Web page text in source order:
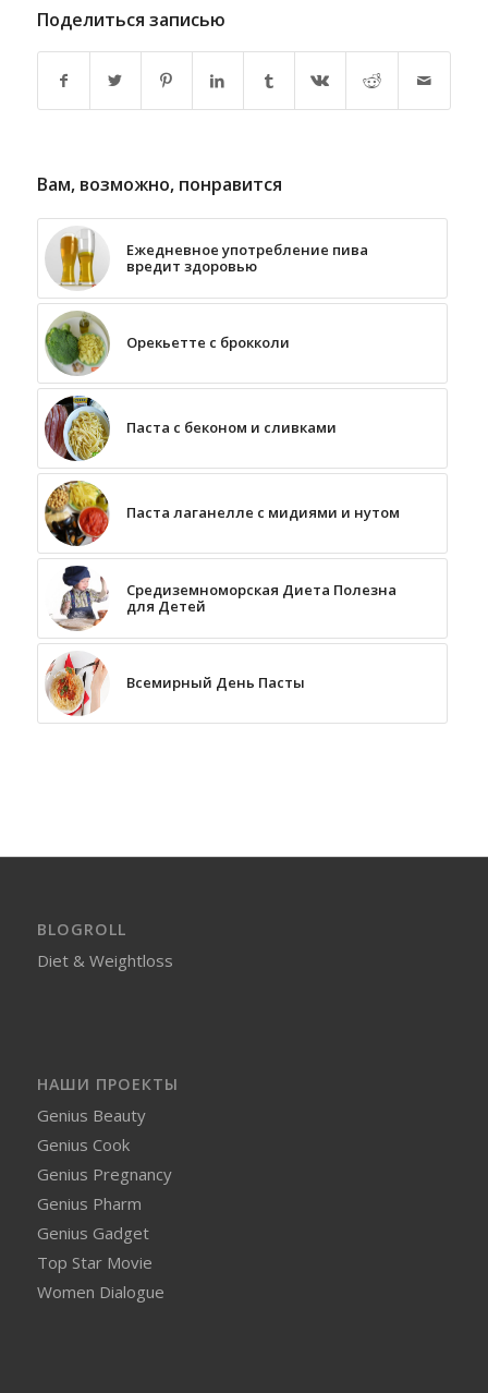
Поделиться записью
Вам, возможно, понравится
Ежедневное употребление пива
вредит здоровью
Орекьетте с брокколи
Паста с беконом и сливками
Паста лаганелле с мидиями и нутом
Средиземноморская Диета Полезна
для Детей
Всемирный День Пасты
BLOGROLL
Diet & Weightloss
НАШИ ПРОЕКТЫ
Genius Beauty
Genius Cook
Genius Pregnancy
Genius Pharm
Genius Gadget
Top Star Movie
Women Dialogue